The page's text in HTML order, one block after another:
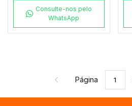
Consulte-nos pelo
WhatsApp
Página